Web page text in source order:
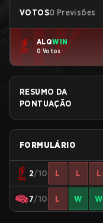
VOTOS0 Previsões
ALQWIN
0 Votos
RESUMO DA
PONTUAÇÃO
FORMULÁRIO
2/10 L L L
7/10 L W W